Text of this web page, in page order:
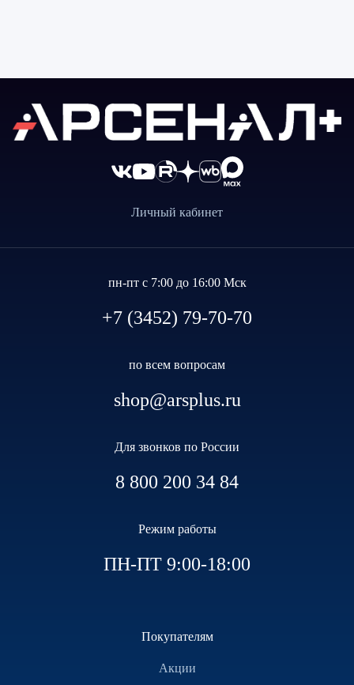
Личный кабинет
пн-пт с 7:00 до 16:00 Мск
+7 (3452) 79-70-70
по всем вопросам
shop@arsplus.ru
Для звонков по России
8 800 200 34 84
Режим работы
ПН-ПТ 9:00-18:00
Покупателям
Акции